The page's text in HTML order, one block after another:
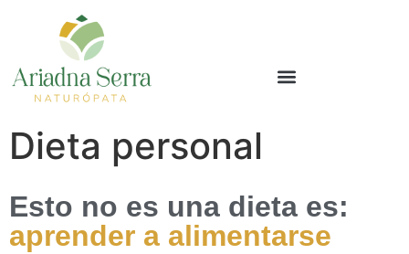
Dieta personal
Esto no es una dieta es:
aprender a alimentarse